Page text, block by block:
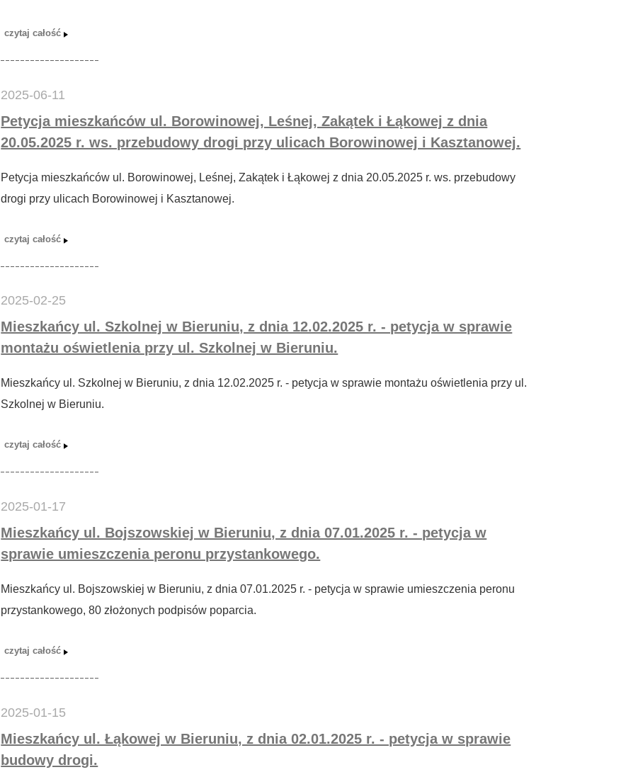
2025-06-11
Petycja mieszkańców ul. Borowinowej, Leśnej, Zakątek i Łąkowej z dnia
20.05.2025 r. ws. przebudowy drogi przy ulicach Borowinowej i Kasztanowej.
Petycja mieszkańców ul. Borowinowej, Leśnej, Zakątek i Łąkowej z dnia 20.05.2025 r. ws. przebudowy
drogi przy ulicach Borowinowej i Kasztanowej.
2025-02-25
Mieszkańcy ul. Szkolnej w Bieruniu, z dnia 12.02.2025 r. - petycja w sprawie
montażu oświetlenia przy ul. Szkolnej w Bieruniu.
Mieszkańcy ul. Szkolnej w Bieruniu, z dnia 12.02.2025 r. - petycja w sprawie montażu oświetlenia przy ul.
Szkolnej w Bieruniu.
2025-01-17
Mieszkańcy ul. Bojszowskiej w Bieruniu, z dnia 07.01.2025 r. - petycja w
sprawie umieszczenia peronu przystankowego.
Mieszkańcy ul. Bojszowskiej w Bieruniu, z dnia 07.01.2025 r. - petycja w sprawie umieszczenia peronu
przystankowego, 80 złożonych podpisów poparcia.
2025-01-15
Mieszkańcy ul. Łąkowej w Bieruniu, z dnia 02.01.2025 r. - petycja w sprawie
budowy drogi.